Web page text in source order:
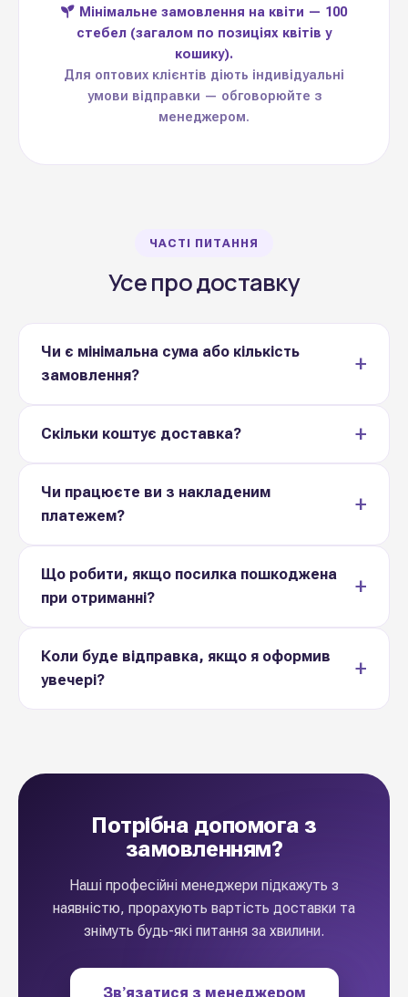
Мінімальне замовлення на квіти — 100
стебел (загалом по позиціях квітів у
кошику).
Для оптових клієнтів діють індивідуальні
умови відправки — обговорюйте з
менеджером.
ЧАСТІ ПИТАННЯ
Усе про доставку
Чи є мінімальна сума або кількість
замовлення?
Скільки коштує доставка?
Чи працюєте ви з накладеним
платежем?
Що робити, якщо посилка пошкоджена
при отриманні?
Коли буде відправка, якщо я оформив
увечері?
Потрібна допомога з
замовленням?
Наші професійні менеджери підкажуть з
наявністю, прорахують вартість доставки та
знімуть будь-які питання за хвилини.
Звʼязатися з менеджером